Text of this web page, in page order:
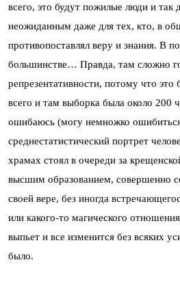
всего, это будут пожилые люди и так
неожиданным даже для тех, кто, в
противопоставлял веру и знания. В
большинстве… Правда, там сложно
репрезентативности, потому что
всего и там выборка была около 200
ошибаюсь (могу немножко
среднестатистический портрет
храмах стоял в очереди за
высшим образованием, совершенно
своей вере, без иногда
или какого-то магического
выпьет и все изменится без всяких
было.